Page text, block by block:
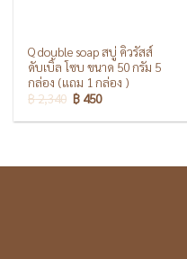
Q double soap สบู่ คิวรัสส์
ดับเบิ้ล โซบ ขนาด 50 กรัม 5
กล่อง (แถม 1 กล่อง )
฿2,340 ฿ 450